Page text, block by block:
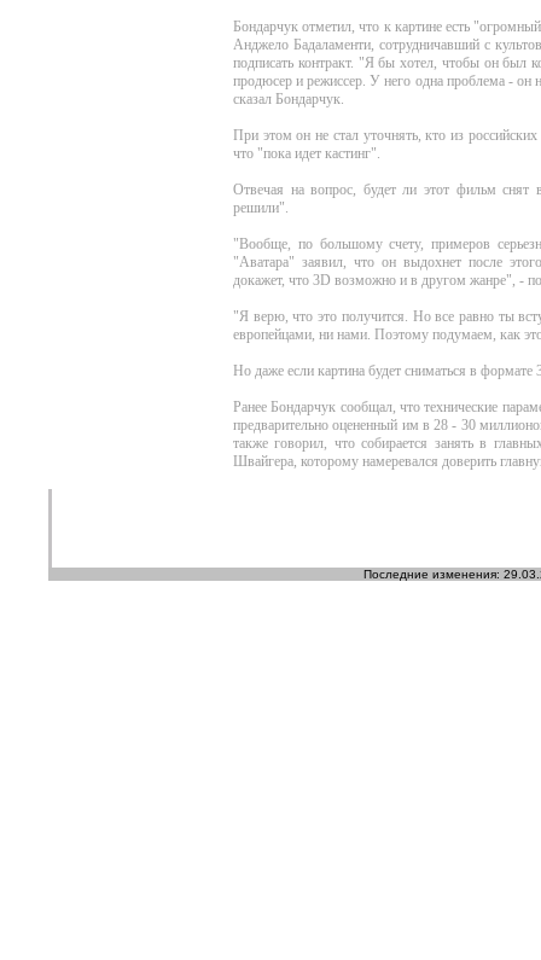
Бондарчук отметил, что к картине есть
Анджело Бадаламенти, сотрудничавший с
подписать контракт. "Я бы хотел, чтобы он был
продюсер и режиссер. У него одна проблема - он
сказал Бондарчук.
При этом он не стал уточнять, кто из
что "пока идет кастинг".
Отвечая на вопрос, будет ли этот фильм
решили".
"Вообще, по большому счету, примеров
"Аватара" заявил, что он выдохнет после
докажет, что 3D возможно и в другом жанре", -
"Я верю, что это получится. Но все равно ты
европейцами, ни нами. Поэтому подумаем, как
Но даже если картина будет сниматься в
Ранее Бондарчук сообщал, что технические
предварительно оцененный им в 28 - 30
также говорил, что собирается занять в
Швайгера, которому намеревался доверить
Последние